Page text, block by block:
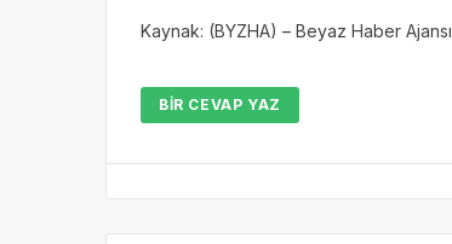
Kaynak: (BYZHA) – Beyaz Haber Ajansı
BIR CEVAP YAZ